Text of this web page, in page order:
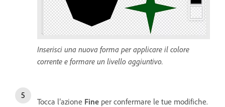
Inserisci una nuova forma per applicare il colore
corrente e formare un livello aggiuntivo.
Tocca l’azione Fine per confermare le tue modifiche.